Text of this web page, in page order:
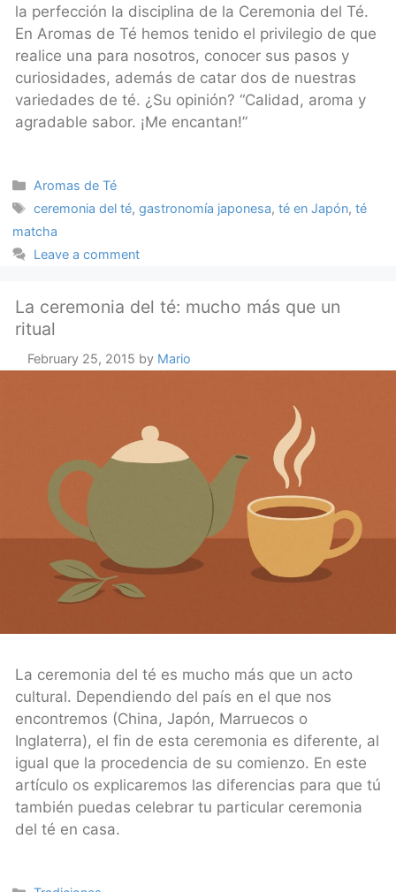
la perfección la disciplina de la Ceremonia del Té.
En Aromas de Té hemos tenido el privilegio de que
realice una para nosotros, conocer sus pasos y
curiosidades, además de catar dos de nuestras
variedades de té. ¿Su opinión? “Calidad, aroma y
agradable sabor. ¡Me encantan!”
Categories
Aromas de Té
Tags
ceremonia del té, gastronomía japonesa, té en Japón, té
matcha
Leave a comment
La ceremonia del té: mucho más que un
ritual
February 25, 2015 by Mario
La ceremonia del té es mucho más que un acto
cultural. Dependiendo del país en el que nos
encontremos (China, Japón, Marruecos o
Inglaterra), el fin de esta ceremonia es diferente, al
igual que la procedencia de su comienzo. En este
artículo os explicaremos las diferencias para que tú
también puedas celebrar tu particular ceremonia
del té en casa.